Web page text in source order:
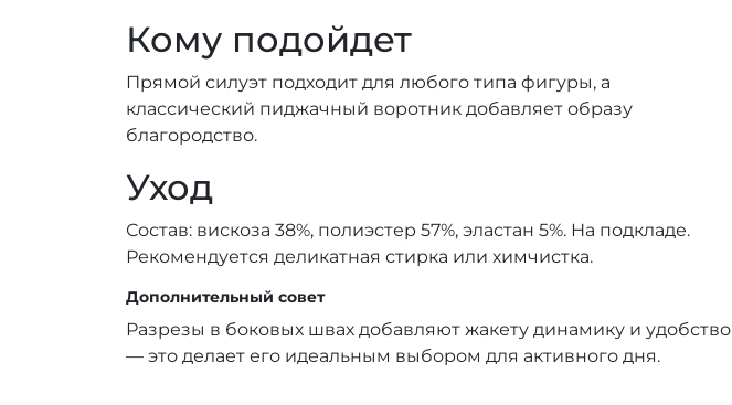
Кому подойдет
Прямой силуэт подходит для любого типа фигуры, а
классический пиджачный воротник добавляет образу
благородство.
Уход
Состав: вискоза 38%, полиэстер 57%, эластан 5%. На подкладе.
Рекомендуется деликатная стирка или химчистка.
Дополнительный совет
Разрезы в боковых швах добавляют жакету динамику и удобство
— это делает его идеальным выбором для активного дня.